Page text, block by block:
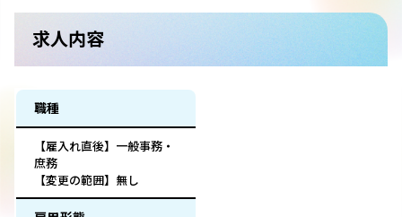
求人内容
職種
【雇入れ直後】一般事務・
庶務
【変更の範囲】無し